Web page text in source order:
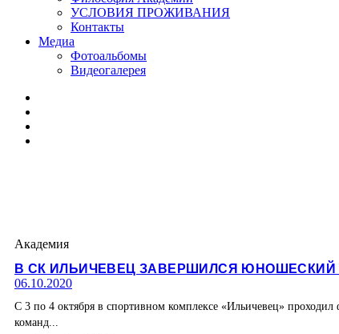
УСЛОВИЯ ПРОЖИВАНИЯ
Контакты
Медиа
Фотоальбомы
Видеогалерея
Академия
В СК ИЛЬИЧЕВЕЦ ЗАВЕРШИЛСЯ ЮНОШЕСКИЙ
06.10.2020
С 3 по 4 октября в спортивном комплексе «Ильичевец»
команд...